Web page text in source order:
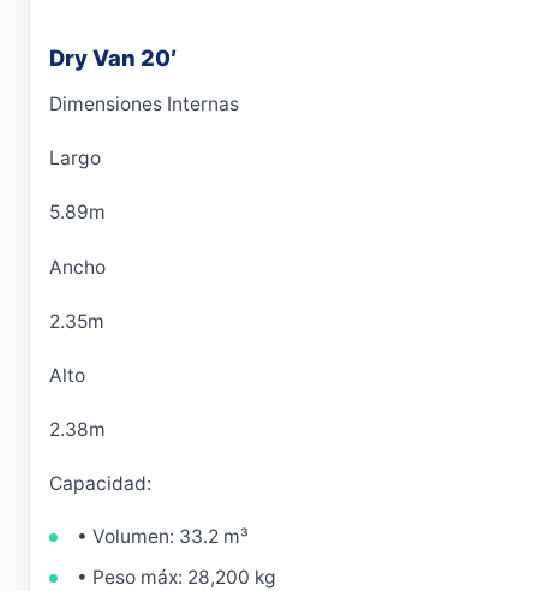
Dry Van 20′
Dimensiones Internas
Largo
5.89m
Ancho
2.35m
Alto
2.38m
Capacidad:
• Volumen: 33.2 m³
• Peso máx: 28,200 kg